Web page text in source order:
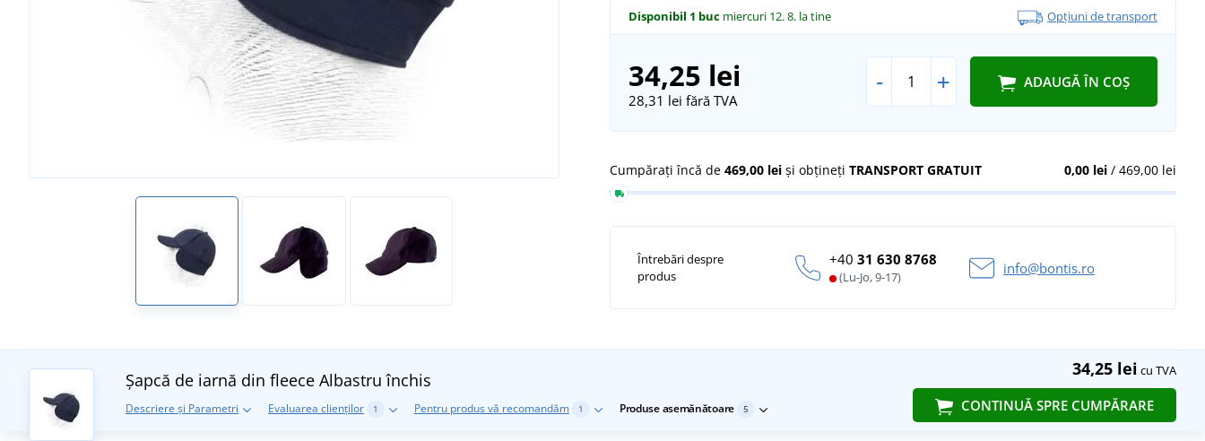
Disponibil 1 buc miercuri 12. 8. la tine Opțiuni de transport
34,25 lei
28,31 lei fără TVA
- + ADAUGĂ ÎN COȘ
0,00 lei/ 469,00 lei
Cumpărați încă de 469,00 lei și obțineți TRANSPORT GRATUIT
Întrebări despre
produs
+40 31 630 8768
(Lu-Jo, 9-17)
info@bontis.ro
34,25 lei cu TVA
CONTINUĂ SPRE CUMPĂRARE
Șapcă de iarnă din fleece Albastru închis
Descriere și Parametri Evaluarea clienților 1 Pentru produs vă recomandăm 1 Produse asemănătoare 5